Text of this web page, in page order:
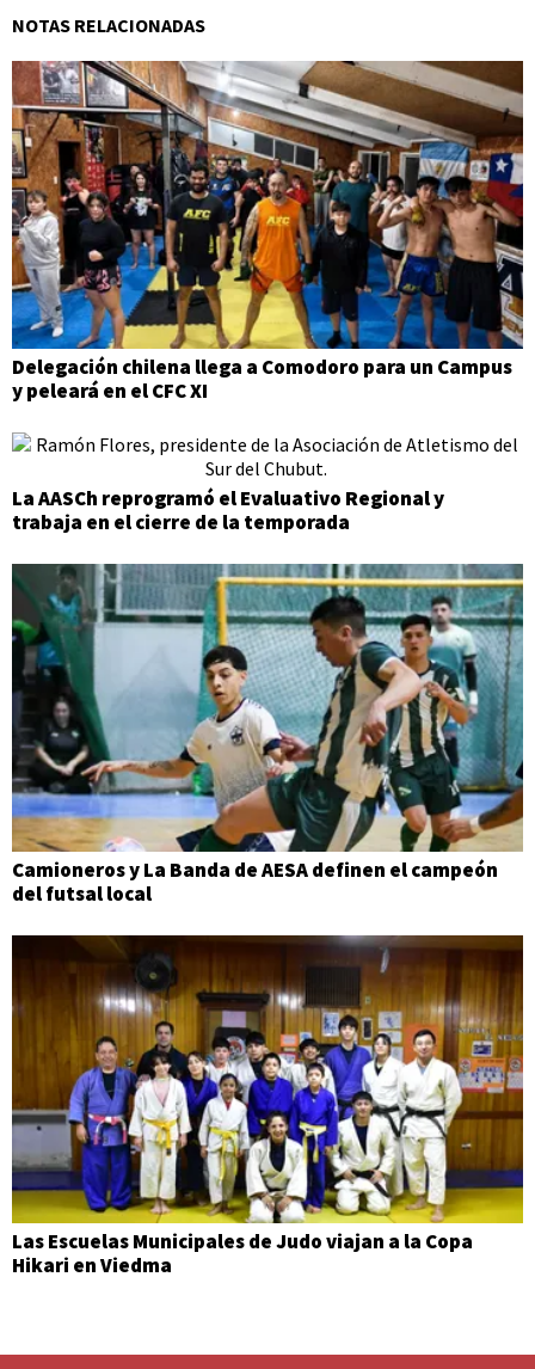
NOTAS RELACIONADAS
Delegación chilena llega a Comodoro para un Campus
y peleará en el CFC XI
La AASCh reprogramó el Evaluativo Regional y
trabaja en el cierre de la temporada
Camioneros y La Banda de AESA definen el campeón
del futsal local
Las Escuelas Municipales de Judo viajan a la Copa
Hikari en Viedma